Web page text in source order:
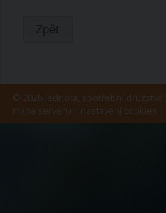
© 2026 Jednota, spotřební družstvo
mapa serveru | nastavení cookies |